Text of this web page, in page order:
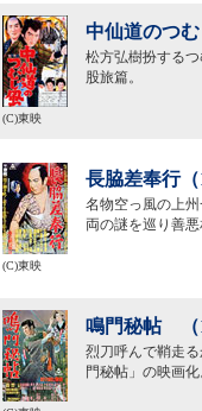
中仙道のつ
松方弘樹扮する
股旅篇。
(C)東映
長脇差奉行（
名物空っ風の上
両の謎を巡り善
(C)東映
鳴門秘帖 （
烈刀呼んで鞘走
門秘帖」の映画